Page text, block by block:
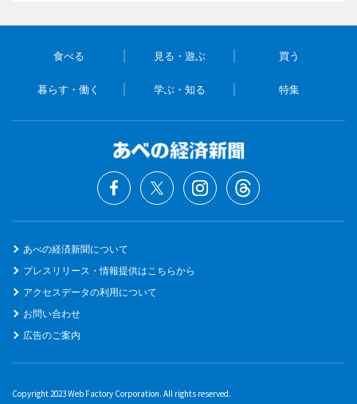
食べる 見る・遊ぶ 買う
暮らす・働く 学ぶ・知る 特集
あべの経済新聞について
プレスリリース・情報提供はこちらから
アクセスデータの利用について
お問い合わせ
広告のご案内
Copyright 2023 Web Factory Corporation. All rights reserved.